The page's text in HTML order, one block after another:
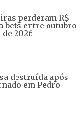
perderam R$
bets entre outubro
de 2026
destruída após
em Pedro